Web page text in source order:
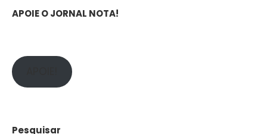
APOIE O JORNAL NOTA!
Pesquisar